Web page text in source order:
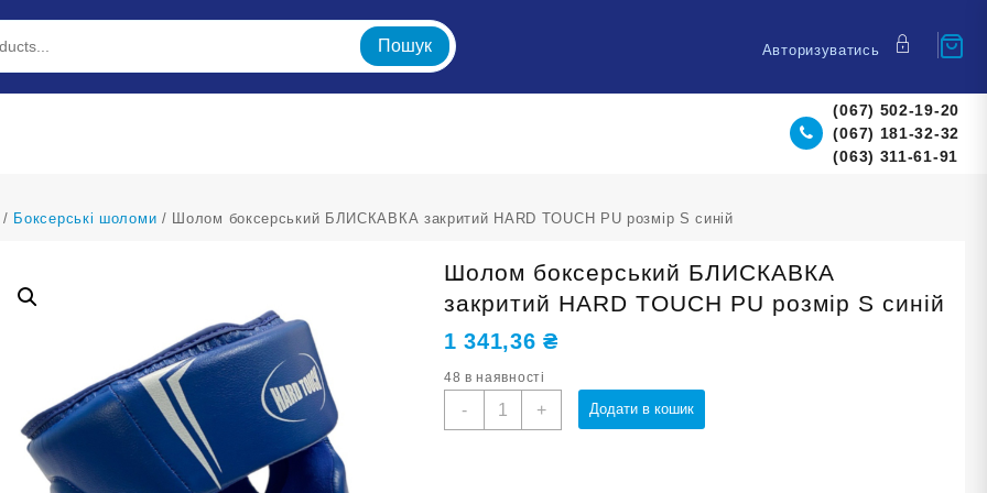
Пошук Авторизуватись
(067) 502-19-20
(067) 181-32-32
(063) 311-61-91
/ Боксерські шоломи / Шолом боксерський БЛИСКАВКА закритий HARD TOUCH PU розмір S синій
Шолом боксерський БЛИСКАВКА
закритий HARD TOUCH PU розмір S синій
1 341,36₴
48 в наявності
-
Шолом
+ Додати в кошик